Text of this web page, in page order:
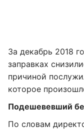
За декабрь 2018
заправках
причиной
которое
Подешевевший
По словам